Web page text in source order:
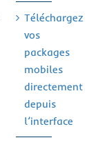
Téléchargez
vos
packages
mobiles
directement
depuis
l’interface